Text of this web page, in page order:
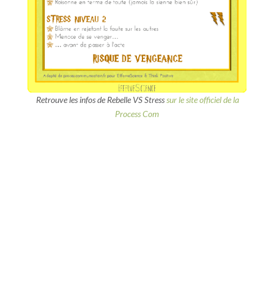
Retrouve les infos de Rebelle VS Stresssur le site officiel de la
Process Com